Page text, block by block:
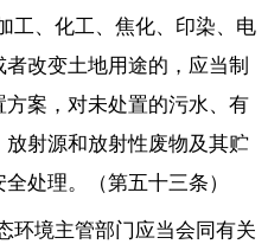
工、化工、焦化、印染、电
改变土地用途的，应当制
案，对未处置的污水、有
射源和放射性废物及其贮
处理。（第五十三条）
环境主管部门应当会同有关